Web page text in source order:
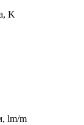
K
lm/m